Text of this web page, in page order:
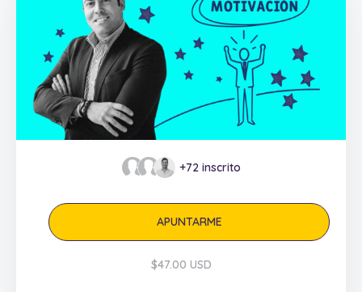
+72 inscrito
APUNTARME
$47.00 USD